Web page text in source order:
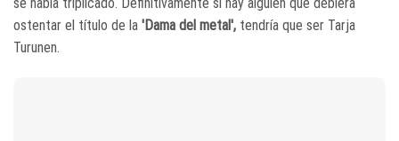
ostentar el título de la 'Dama del metal', tendría que ser Tarja
Turunen.